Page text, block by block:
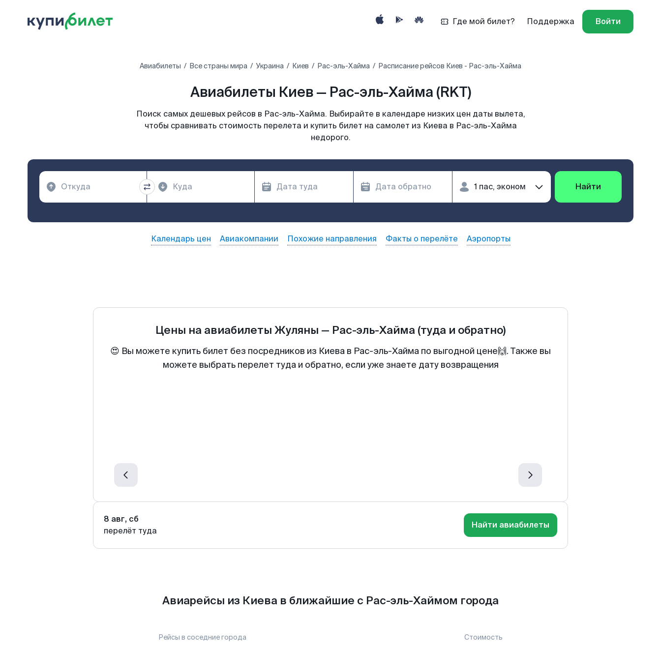
Где мой билет? Поддержка Войти
Авиабилеты Все страны мира Украина Киев Рас-эль-Хайма Расписание рейсов Киев - Рас-эль-Хайма
Авиабилеты Киев — Рас-эль-Хайма (RKT)
Поиск самых дешевых рейсов в Рас-эль-Хайма. Выбирайте в календаре низких цен даты вылета,
чтобы сравнивать стоимость перелета и купить билет на самолет из Киева в Рас-эль-Хайма
недорого.
Найти
Календарь цен Авиакомпании Похожие направления Факты о перелёте Аэропорты
Цены на авиабилеты Жуляны — Рас-эль-Хайма (туда и обратно)
😍 Вы можете купить билет без посредников из Киева в Рас-эль-Хайма по выгодной цене🙌. Также вы
можете выбрать перелет туда и обратно, если уже знаете дату возвращения
8 авг, сб
перелёт туда
Найти авиабилеты
Авиарейсы из Киева в ближайшие с Рас-эль-Хаймом города
Рейсы в соседние города Стоимость